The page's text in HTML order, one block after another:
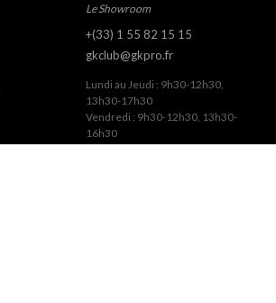
Le Showroom
+(33) 1 55 82 15 15
gkclub@gkpro.fr
Lundi au Jeudi : 9h30-12h30,
13h30-17h30
Vendredi : 9h30-12h30, 13h30-
16h30